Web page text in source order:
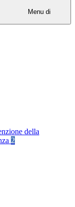
Menu di
della
2